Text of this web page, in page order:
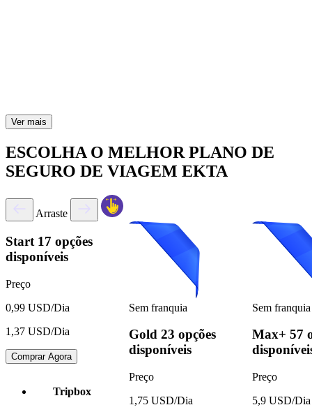
Ver mais
ESCOLHA O MELHOR PLANO DE
SEGURO DE VIAGEM EKTA
Arraste
Start 17 opções
disponíveis
Preço
0,99 USD/Dia
1,37 USD/Dia
Comprar Agora
Tripbox
Sem franquia
Gold 23 opções
disponíveis
Preço
1,75 USD/Dia
Sem franquia
Max+ 57
Preço
5,9 USD/Dia